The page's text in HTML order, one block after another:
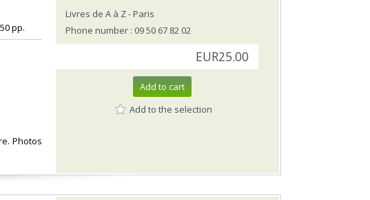
pp.
Photos
Livres de A à Z- Paris
Phone number : 09 50 67 82 02
EUR25.00
Add to cart
Add to the selection